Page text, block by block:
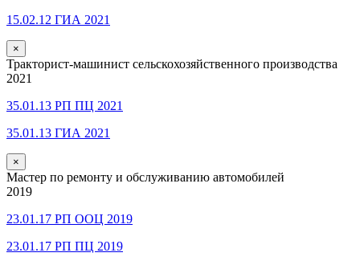
15.02.12 ГИА 2021
×
Тракторист-машинист сельскохозяйственного производства
2021
35.01.13 РП ПЦ 2021
35.01.13 ГИА 2021
×
Мастер по ремонту и обслуживанию автомобилей
2019
23.01.17 РП ООЦ 2019
23.01.17 РП ПЦ 2019